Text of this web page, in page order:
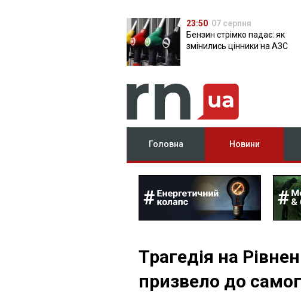
23:50 07 серпня
Бензин стрімко падає: як
змінились цінники на АЗС
Головна Новини
Трагедія на
призвело до